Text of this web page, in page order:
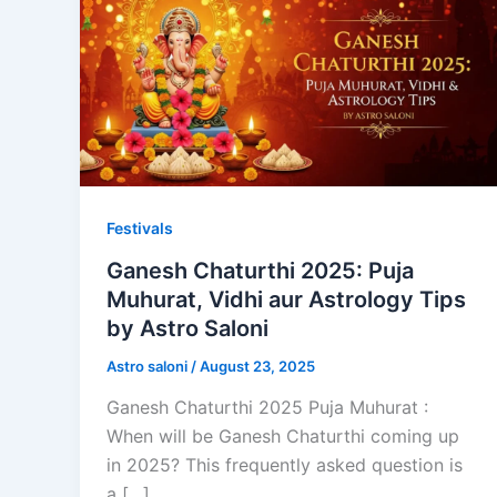
Festivals
Ganesh Chaturthi 2025: Puja
Muhurat, Vidhi aur Astrology Tips
by Astro Saloni
Astro saloni /August 23, 2025
Ganesh Chaturthi 2025 Puja Muhurat :
When will be Ganesh Chaturthi coming up
in 2025? This frequently asked question is